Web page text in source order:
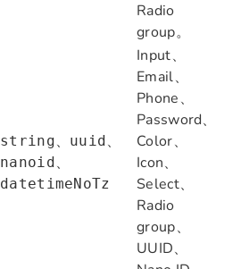
Radio
group。
string、 uuid、
nanoid、
datetimeNoTz
Input、
Email、
Phone、
Password、
Color、
Icon、
Select、
Radio
group、
UUID、